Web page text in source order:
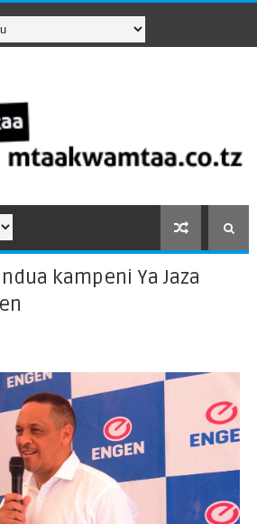
kampeni Ya Jaza